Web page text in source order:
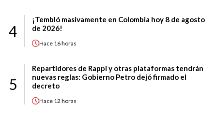
4
¡Tembló masivamente en Colombia hoy 8 de agosto
de 2026!
Hace 16 horas
5
Repartidores de Rappi y otras plataformas tendrán
nuevas reglas: Gobierno Petro dejó firmado el
decreto
Hace 12 horas